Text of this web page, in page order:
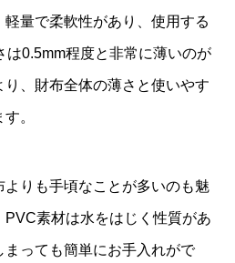
量で柔軟性があり、使用する
は0.5mm程度と非常に薄いのが
、財布全体の薄さと使いやす
。
よりも手頃なことが多いのも魅
素材は水をはじく性質があ
まっても簡単にお手入れがで